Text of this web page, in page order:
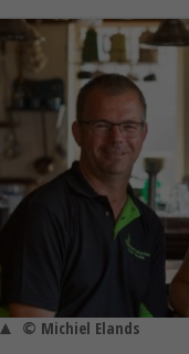
© Michiel Elands